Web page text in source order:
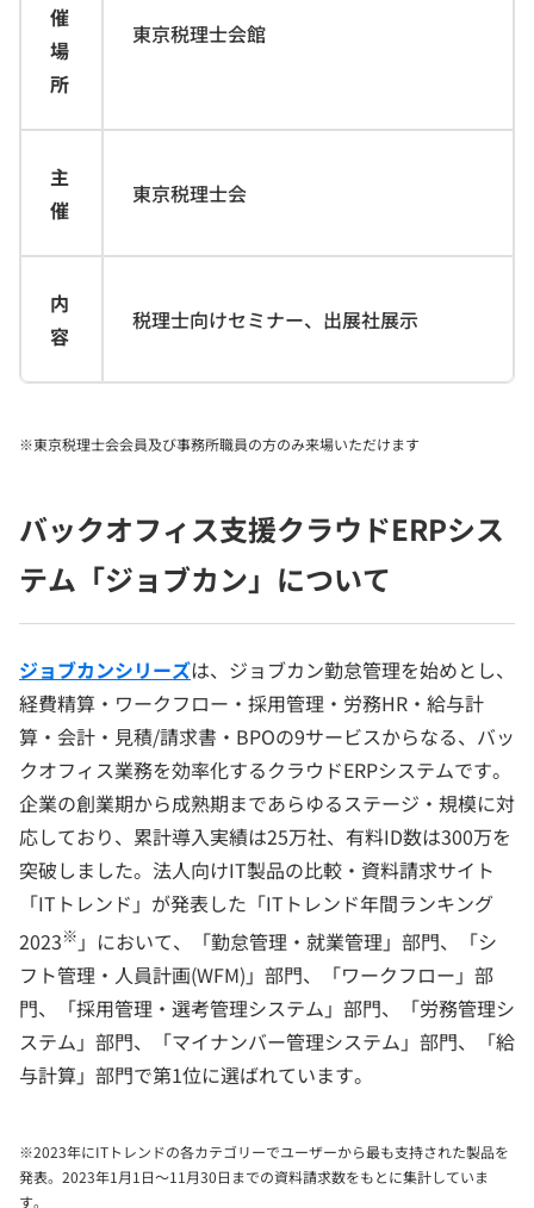
催
場
所
東京税理士会館
主
催
東京税理士会
内
容
税理士向けセミナー、出展社展示
※東京税理士会会員及び事務所職員の方のみ来場いただけます
バックオフィス支援クラウドERPシス
テム「ジョブカン」について
ジョブカンシリーズは、ジョブカン勤怠管理を始めとし、
経費精算・ワークフロー・採用管理・労務HR・給与計
算・会計・見積/請求書・BPOの9サービスからなる、バッ
クオフィス業務を効率化するクラウドERPシステムです。
企業の創業期から成熟期まであらゆるステージ・規模に対
応しており、累計導入実績は25万社、有料ID数は300万を
突破しました。法人向けIT製品の比較・資料請求サイト
「ITトレンド」が発表した「ITトレンド年間ランキング
2023※ 」において、「勤怠管理・就業管理」部門、「シ
フト管理・人員計画(WFM)」部門、「ワークフロー」部
門、「採用管理・選考管理システム」部門、「労務管理シ
ステム」部門、「マイナンバー管理システム」部門、「給
与計算」部門で第1位に選ばれています。
※2023年にITトレンドの各カテゴリーでユーザーから最も支持された製品を
発表。2023年1月1日～11月30日までの資料請求数をもとに集計していま
す。